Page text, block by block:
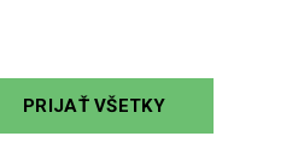
reproduktory
V tomto
PRIJAŤ VŠETKY